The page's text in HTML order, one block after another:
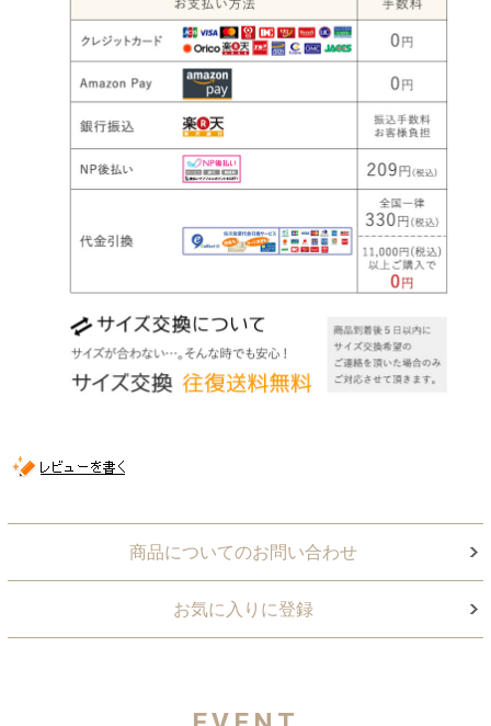
商品についてのお問い合わせ
お気に入りに登録